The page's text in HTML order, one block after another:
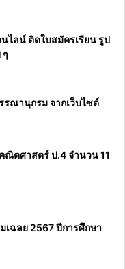
ไลน์ ติดใบสมัครเรียน รูป
ๆ
รณานุกรม จากเว็บไซต์
ณิตศาสตร์ ป.4 จำนวน 11
เฉลย 2567 ปีการศึกษา